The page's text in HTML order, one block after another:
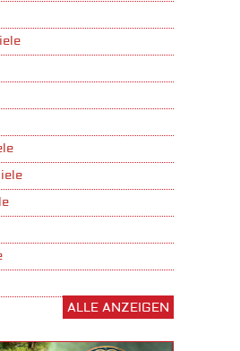
ALLE ANZEIGEN